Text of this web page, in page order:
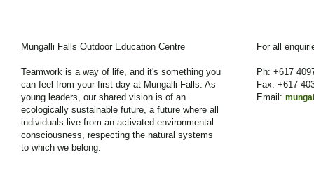
Mungalli Falls Outdoor Education Centre
Teamwork is a way of life, and it's something you
can feel from your first day at Mungalli Falls. As
young leaders, our shared vision is of an
ecologically sustainable future, a future where all
individuals live from an activated environmental
consciousness, respecting the natural systems
to which we belong.
For all
Ph: +617
Fax: +617
Email: